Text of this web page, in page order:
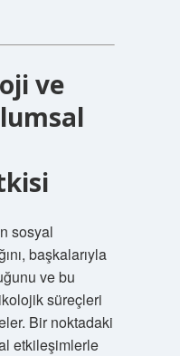
ve
sosyal
başkalarıyla
ve bu
süreçleri
Bir noktadaki
etkileşimlerle